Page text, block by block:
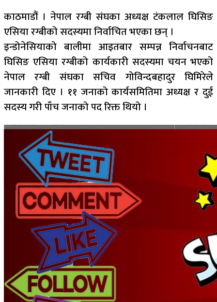
काठमाडौं । नेपाल रग्बी संघका अध्यक्ष टंकलाल घिसिङ
एसिया रग्बीको सदस्यमा निर्वाचित भएका छन् ।
इन्डोनेसियाको बालीमा आइतबार सम्पन्न निर्वाचनबाट
घिसिङ एसिया रग्बीको कार्यकारी सदस्यमा चयन भएको
नेपाल रग्बी संघका सचिव गोविन्दबहादुर घिमिरेले
जानकारी दिए । ११ जनाको कार्यसमितिमा अध्यक्ष र दुई
सदस्य गरी पाँच जनाको पद रिक्त थियो ।